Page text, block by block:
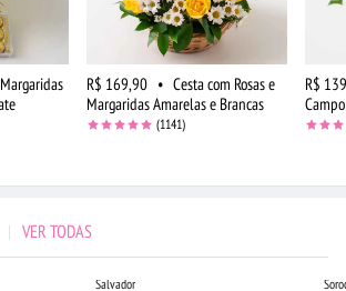
R$ 169,90 • Cesta com Rosas e
Margaridas Amarelas e Brancas
(1141)
R$
| VER TODAS
Salvador